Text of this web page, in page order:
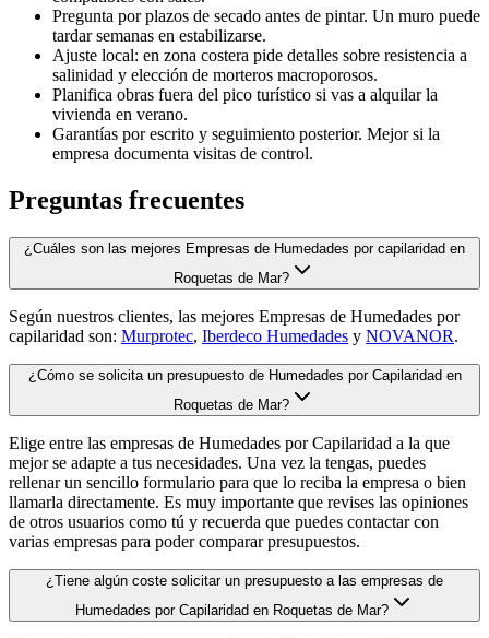
Pregunta por plazos de secado antes de pintar. Un muro puede
tardar semanas en estabilizarse.
Ajuste local: en zona costera pide detalles sobre resistencia a
salinidad y elección de morteros macroporosos.
Planifica obras fuera del pico turístico si vas a alquilar la
vivienda en verano.
Garantías por escrito y seguimiento posterior. Mejor si la
empresa documenta visitas de control.
Preguntas frecuentes
¿Cuáles son las mejores Empresas de Humedades por capilaridad en
Roquetas de Mar?
Según nuestros clientes, las mejores Empresas de Humedades por
capilaridad son: Murprotec, Iberdeco Humedades y NOVANOR.
¿Cómo se solicita un presupuesto de Humedades por Capilaridad en
Roquetas de Mar?
Elige entre las empresas de Humedades por Capilaridad a la que
mejor se adapte a tus necesidades. Una vez la tengas, puedes
rellenar un sencillo formulario para que lo reciba la empresa o bien
llamarla directamente. Es muy importante que revises las opiniones
de otros usuarios como tú y recuerda que puedes contactar con
varias empresas para poder comparar presupuestos.
¿Tiene algún coste solicitar un presupuesto a las empresas de
Humedades por Capilaridad en Roquetas de Mar?